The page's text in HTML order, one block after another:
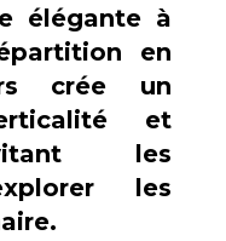
élégante à
en
crée un
et
les
les